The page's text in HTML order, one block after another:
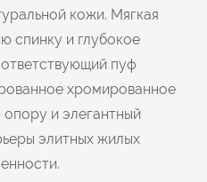
кожи. Мягкая
спинку и глубокое
пуф
хромированное
и элегантный
элитных жилых